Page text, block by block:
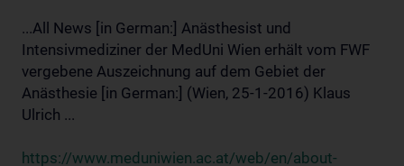
...All News [in German:] Anästhesist und
Intensivmediziner der MedUni Wien erhält vom FWF
vergebene Auszeichnung auf dem Gebiet der
Anästhesie [in German:] (Wien, 25-1-2016) Klaus
Ulrich ...
https://www.meduniwien.ac.at/web/en/about-